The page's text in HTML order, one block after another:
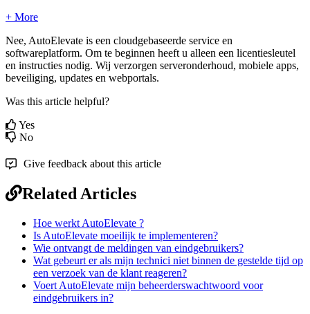
+ More
Nee, AutoElevate is een cloudgebaseerde service en
softwareplatform. Om te beginnen heeft u alleen een licentiesleutel
en instructies nodig. Wij verzorgen serveronderhoud, mobiele apps,
beveiliging, updates en webportals.
Was this article helpful?
Yes
No
Give feedback about this article
Related Articles
Hoe werkt AutoElevate ?
Is AutoElevate moeilijk te implementeren?
Wie ontvangt de meldingen van eindgebruikers?
Wat gebeurt er als mijn technici niet binnen de gestelde tijd op
een verzoek van de klant reageren?
Voert AutoElevate mijn beheerderswachtwoord voor
eindgebruikers in?